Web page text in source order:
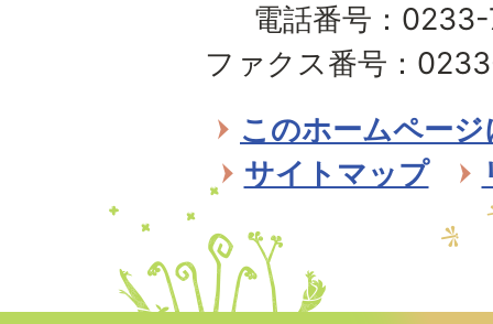
電話番号：
ファクス番号：
このホームペー
サイトマップ